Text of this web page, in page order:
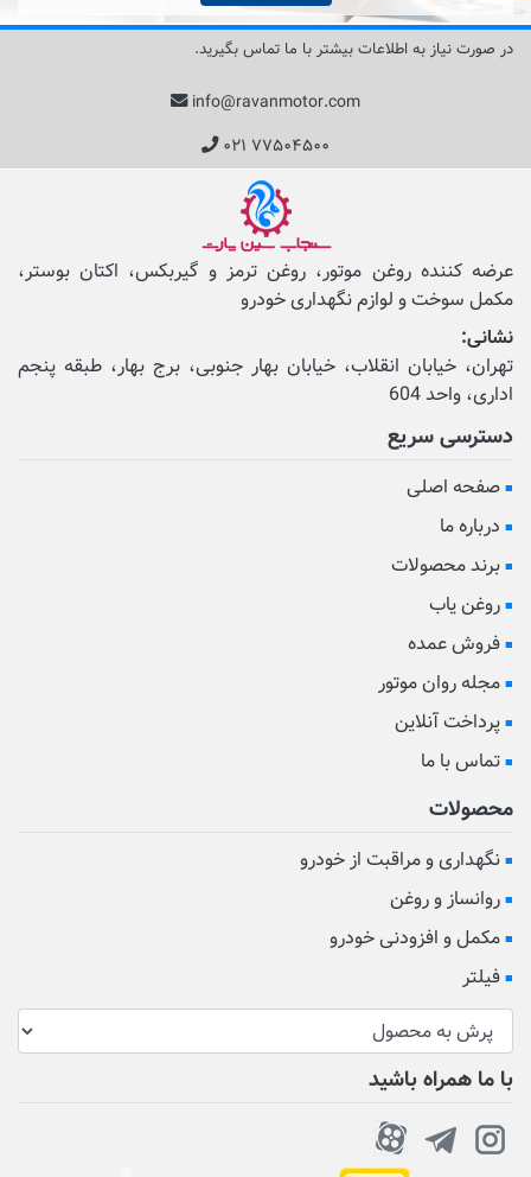
در صورت نیاز به اطلاعات بیشتر با ما تماس بگیرید.
info@ravanmotor.com
۰۲۱ ۷۷۵۰۴۵۰۰
عرضه کننده روغن موتور، روغن ترمز و گیربکس، اکتان بوستر،
مکمل‌ سوخت و لوازم نگهداری خودرو
نشانی:
تهران، خیابان انقلاب، خیابان بهار جنوبی، برج بهار، طبقه پنجم
اداری، واحد 604
دسترسی سریع
صفحه اصلی
درباره ما
برند محصولات
روغن یاب
فروش عمده
مجله روان موتور
پرداخت آنلاین
تماس با ما
محصولات
نگهداری و مراقبت از خودرو
روانساز و روغن
مکمل و افزودنی خودرو
فیلتر
با ما همراه باشید